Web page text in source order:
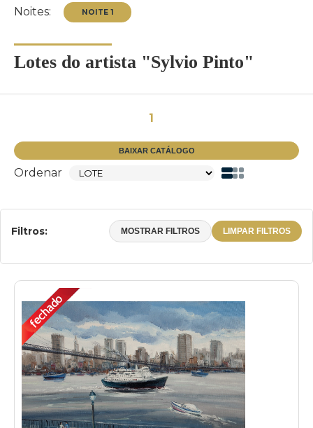
Noites:
Lotes do artista "Sylvio Pinto"
1
BAIXAR CATÁLOGO
Ordenar
Filtros: MOSTRAR FILTROS LIMPAR FILTROS